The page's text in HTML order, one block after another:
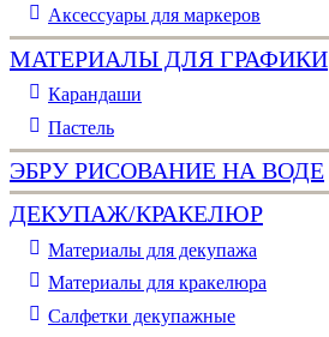
Аксессуары для маркеров
МАТЕРИАЛЫ ДЛЯ ГРАФИКИ
Карандаши
Пастель
ЭБРУ РИСОВАНИЕ НА ВОДЕ
ДЕКУПАЖ/КРАКЕЛЮР
Материалы для декупажа
Материалы для кракелюра
Cалфетки декупажные